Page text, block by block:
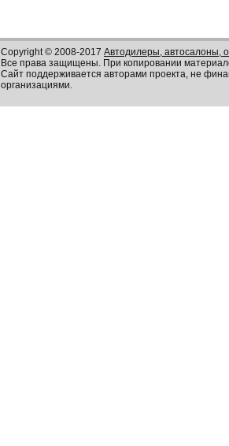
Copyright © 2008-2017 Автодилеры, автосалоны,
Все права защищены. При копировании
Сайт поддерживается авторами проекта, не
организациями.